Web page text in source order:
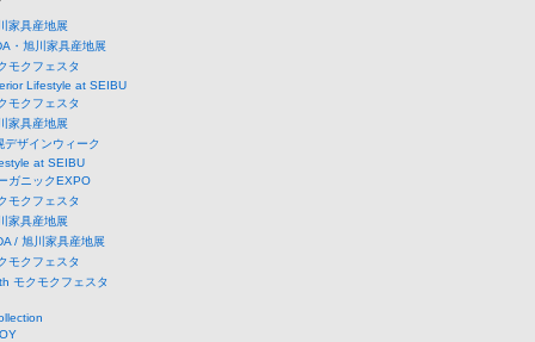
家具産地展
・旭川家具産地展
モクフェスタ
Lifestyle at SEIBU
モクフェスタ
家具産地展
ザインウィーク
at SEIBU
ガニックEXPO
モクフェスタ
家具産地展
/ 旭川家具産地展
モクフェスタ
モクモクフェスタ